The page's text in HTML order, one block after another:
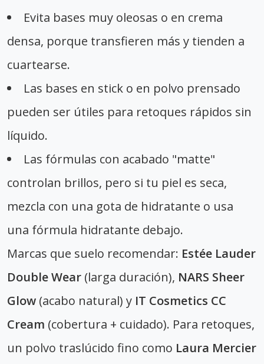
Evita bases muy oleosas o en crema
densa, porque transfieren más y tienden a
cuartearse.
Las bases en stick o en polvo prensado
pueden ser útiles para retoques rápidos sin
líquido.
Las fórmulas con acabado "matte"
controlan brillos, pero si tu piel es seca,
mezcla con una gota de hidratante o usa
una fórmula hidratante debajo.
Marcas que suelo recomendar: Estée Lauder
Double Wear (larga duración), NARS Sheer
Glow (acabo natural) y IT Cosmetics CC
Cream (cobertura + cuidado). Para retoques,
un polvo traslúcido fino como Laura Mercier